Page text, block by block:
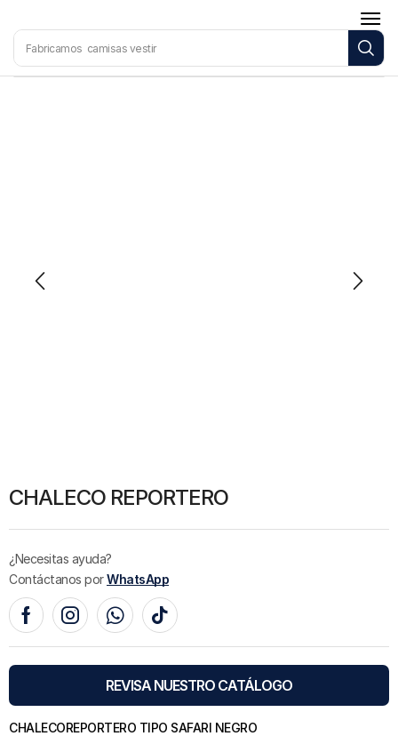
Fabricamos camisas vestir
CHALECO REPORTERO
¿Necesitas ayuda?
Contáctanos porWhatsApp
REVISA NUESTRO CATÁLOGO
CHALECOREPORTERO TIPO SAFARI NEGRO